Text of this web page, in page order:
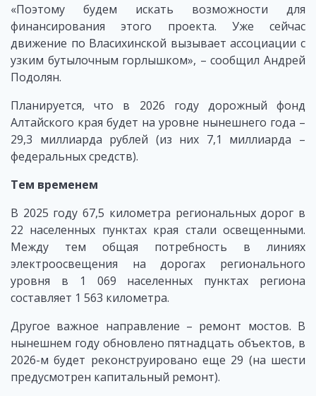
«Поэтому будем искать возможности для
финансирования этого проекта. Уже сейчас
движение по Власихинской вызывает ассоциации с
узким бутылочным горлышком», – сообщил Андрей
Подолян.
Планируется, что в 2026 году дорожный фонд
Алтайского края будет на уровне нынешнего года –
29,3 миллиарда рублей (из них 7,1 миллиарда –
федеральных средств).
Тем временем
В 2025 году 67,5 километра региональных дорог в
22 населенных пунктах края стали освещенными.
Между тем общая потребность в линиях
электроосвещения на дорогах регионального
уровня в 1 069 населенных пунктах региона
составляет 1 563 километра.
Другое важное направление – ремонт мостов. В
нынешнем году обновлено пятнадцать объектов, в
2026-м будет реконструировано еще 29 (на шести
предусмотрен капитальный ремонт).